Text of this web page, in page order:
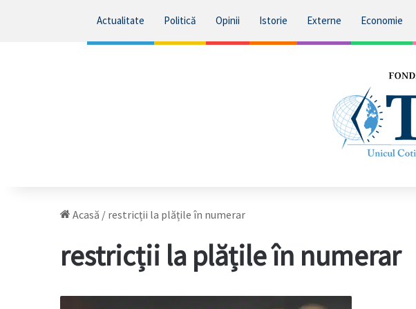
Actualitate Politică Opinii Istorie Externe Economie
Acasă / restricții la plățile în numerar
restricții la plățile în numerar